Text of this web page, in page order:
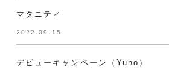
マタニティ
2022.09.15
デビューキャンペーン（Yuno）